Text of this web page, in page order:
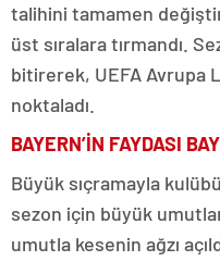
talihini tamamen
üst sıralara tırmandı.
bitirerek, UEFA Avrupa
noktaladı.
BAYERN’İN FAYDASI
Büyük sıçramayla
sezon için büyük
umutla kesenin ağzı